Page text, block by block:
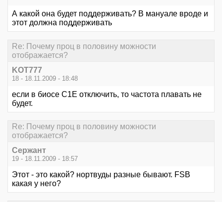
А какой она будет поддерживать? В мануале вроде и
этот должна поддерживать
Re: Почему проц в половину можности
отображается?
KOT777
18 - 18.11.2009 - 18:48
если в биосе С1Е отключить, то частота плавать не
будет.
Re: Почему проц в половину можности
отображается?
Сержант
19 - 18.11.2009 - 18:57
Этот - это какой? нортвуды разные бывают. FSB
какая у него?